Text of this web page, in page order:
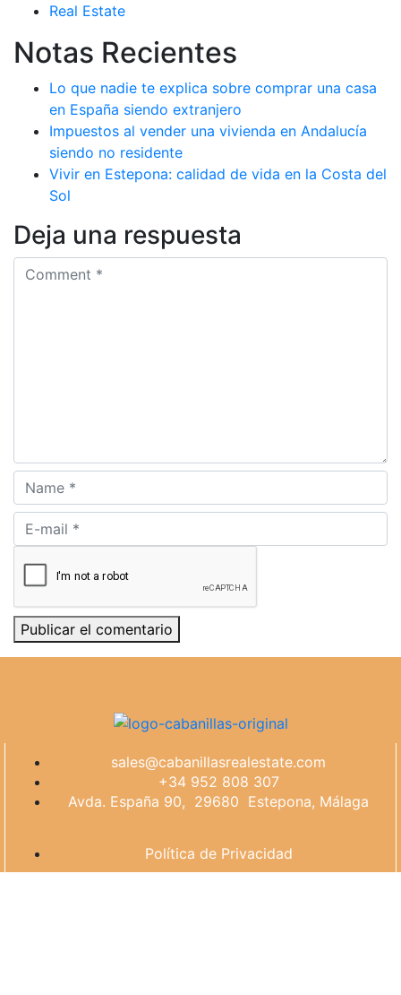
Real Estate
Notas Recientes
Lo que nadie te explica sobre comprar una casa
en España siendo extranjero
Impuestos al vender una vivienda en Andalucía
siendo no residente
Vivir en Estepona: calidad de vida en la Costa del
Sol
Deja una respuesta
Publicar el comentario
sales@cabanillasrealestate.com
+34 952 808 307
Avda. España 90, 29680 Estepona, Málaga
Política de Privacidad